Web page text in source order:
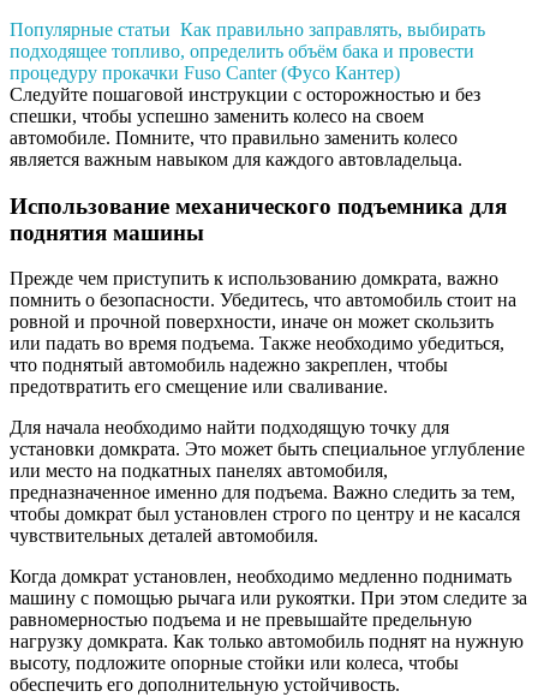
Популярные статьи Как правильно заправлять, выбирать
подходящее топливо, определить объём бака и провести
процедуру прокачки Fuso Canter (Фусо Кантер)
Следуйте пошаговой инструкции с осторожностью и без
спешки, чтобы успешно заменить колесо на своем
автомобиле. Помните, что правильно заменить колесо
является важным навыком для каждого автовладельца.
Использование механического подъемника для
поднятия машины
Прежде чем приступить к использованию домкрата, важно
помнить о безопасности. Убедитесь, что автомобиль стоит на
ровной и прочной поверхности, иначе он может скользить
или падать во время подъема. Также необходимо убедиться,
что поднятый автомобиль надежно закреплен, чтобы
предотвратить его смещение или сваливание.
Для начала необходимо найти подходящую точку для
установки домкрата. Это может быть специальное углубление
или место на подкатных панелях автомобиля,
предназначенное именно для подъема. Важно следить за тем,
чтобы домкрат был установлен строго по центру и не касался
чувствительных деталей автомобиля.
Когда домкрат установлен, необходимо медленно поднимать
машину с помощью рычага или рукоятки. При этом следите за
равномерностью подъема и не превышайте предельную
нагрузку домкрата. Как только автомобиль поднят на нужную
высоту, подложите опорные стойки или колеса, чтобы
обеспечить его дополнительную устойчивость.